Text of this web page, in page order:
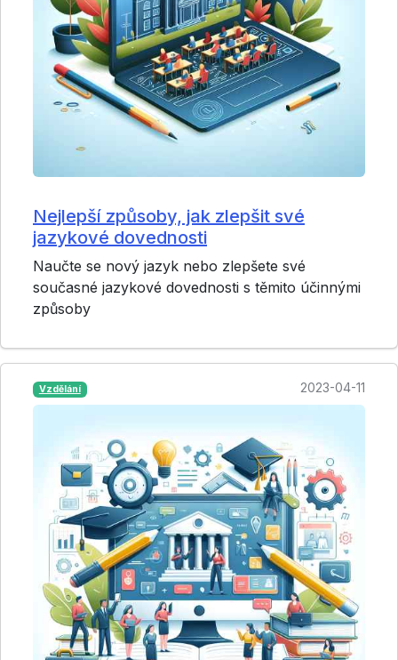
Nejlepší způsoby, jak zlepšit své
jazykové dovednosti
Naučte se nový jazyk nebo zlepšete své
současné jazykové dovednosti s těmito účinnými
způsoby
Vzdělání 2023-04-11